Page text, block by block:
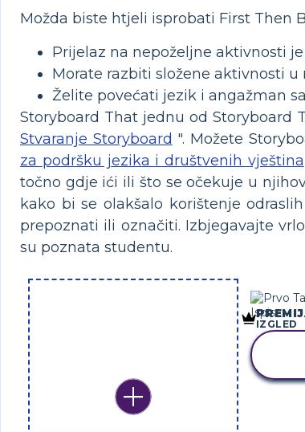
Možda biste htjeli isprobati First Then
Prijelaz na nepoželjne aktivnosti
Morate razbiti složene aktivnosti
Želite povećati jezik i angažman
Storyboard That jednu od Storyboard
Stvaranje Storyboard ". Možete
za podršku jezika i društvenih vještina
točno gdje ići ili što se očekuje u
kako bi se olakšalo korištenje
prepoznati ili označiti. Izbjegavajte
su poznata studentu.
IZGLED